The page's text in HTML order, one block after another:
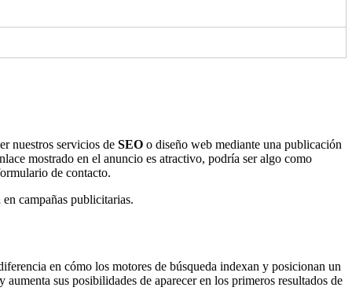
nuestros servicios de SEO o diseño web mediante una publicación
mostrado en el anuncio es atractivo, podría ser algo como
de contacto.
campañas publicitarias.
en cómo los motores de búsqueda indexan y posicionan un
sus posibilidades de aparecer en los primeros resultados de